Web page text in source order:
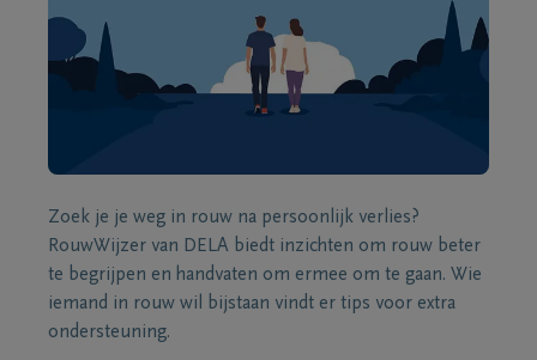
Zoek je je weg in rouw na persoonlijk verlies?
RouwWijzer van DELA biedt inzichten om rouw beter
te begrijpen en handvaten om ermee om te gaan. Wie
iemand in rouw wil bijstaan vindt er tips voor extra
ondersteuning.